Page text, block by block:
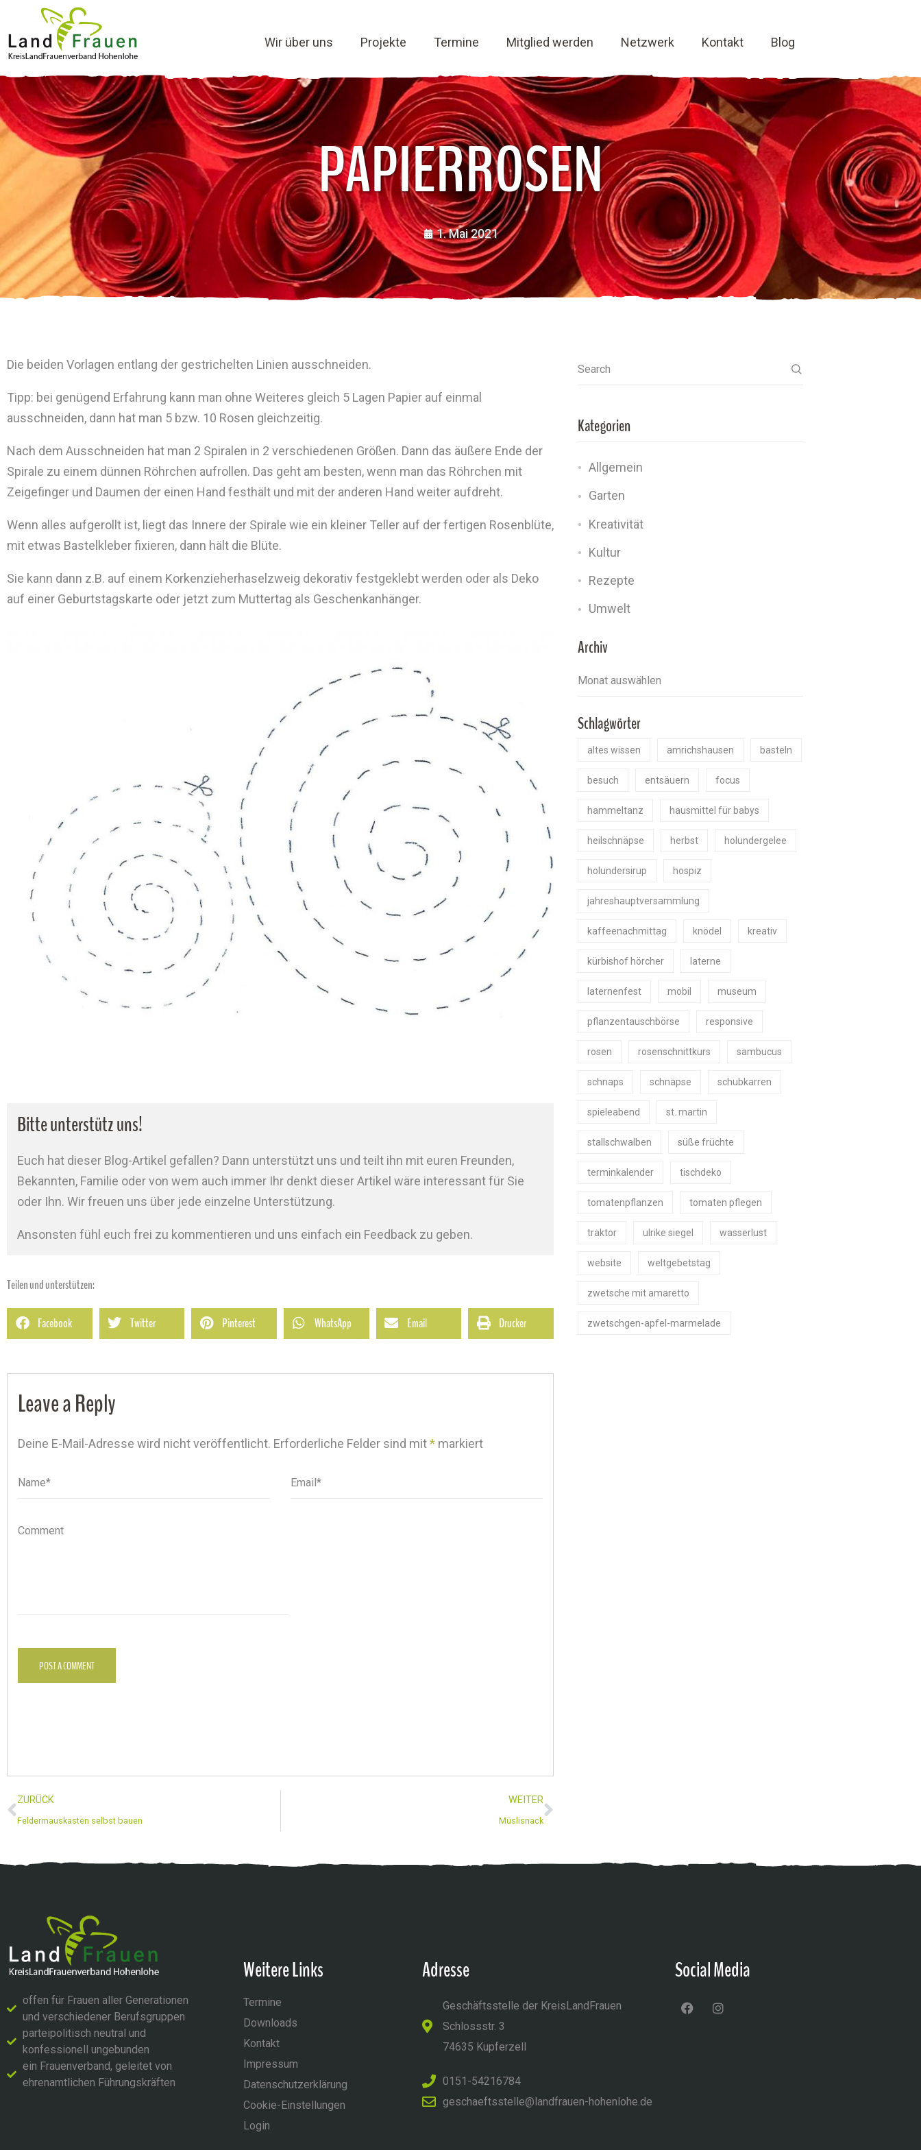
Wir über uns Projekte Termine Mitglied werden Netzwerk Kontakt Blog
PAPIERROSEN
1. Mai 2021
Die beiden Vorlagen entlang der gestrichelten Linien ausschneiden.
Tipp: bei genügend Erfahrung kann man ohne Weiteres gleich 5 Lagen Papier auf einmal
ausschneiden, dann hat man 5 bzw. 10 Rosen gleichzeitig.
Nach dem Ausschneiden hat man 2 Spiralen in 2 verschiedenen Größen. Dann das äußere Ende der
Spirale zu einem dünnen Röhrchen aufrollen. Das geht am besten, wenn man das Röhrchen mit
Zeigefinger und Daumen der einen Hand festhält und mit der anderen Hand weiter aufdreht.
Wenn alles aufgerollt ist, liegt das Innere der Spirale wie ein kleiner Teller auf der fertigen Rosenblüte,
mit etwas Bastelkleber fixieren, dann hält die Blüte.
Sie kann dann z.B. auf einem Korkenzieherhaselzweig dekorativ festgeklebt werden oder als Deko
auf einer Geburtstagskarte oder jetzt zum Muttertag als Geschenkanhänger.
Bitte unterstütz uns!
Euch hat dieser Blog-Artikel gefallen? Dann unterstützt uns und teilt ihn mit euren Freunden,
Bekannten, Familie oder von wem auch immer Ihr denkt dieser Artikel wäre interessant für Sie
oder Ihn. Wir freuen uns über jede einzelne Unterstützung.
Ansonsten fühl euch frei zu kommentieren und uns einfach ein Feedback zu geben.
Teilen und unterstützen:
Facebook Twitter Pinterest WhatsApp Email Drucker
Leave a Reply
Deine E-Mail-Adresse wird nicht veröffentlicht. Erforderliche Felder sind mit* markiert
Name*
Name Email*
Email
Comment
POST A COMMENT
ZURÜCK
Feldermauskasten selbst bauen
WEITER
Müslisnack
Search
Kategorien
Allgemein
Garten
Kreativität
Kultur
Rezepte
Umwelt
Archiv
Schlagwörter
altes wissen amrichshausen basteln
besuch entsäuern focus
hammeltanz hausmittel für babys
heilschnäpse herbst holundergelee
holundersirup hospiz
jahreshauptversammlung
kaffeenachmittag knödel kreativ
kürbishof hörcher laterne
laternenfest mobil museum
pflanzentauschbörse responsive
rosen rosenschnittkurs sambucus
schnaps schnäpse schubkarren
spieleabend st. martin
stallschwalben süße früchte
terminkalender tischdeko
tomatenpflanzen tomaten pflegen
traktor ulrike siegel wasserlust
website weltgebetstag
zwetsche mit amaretto
zwetschgen-apfel-marmelade
offen für Frauen aller Generationen
und verschiedener Berufsgruppen
parteipolitisch neutral und
konfessionell ungebunden
ein Frauenverband, geleitet von
ehrenamtlichen Führungskräften
Weitere Links
Termine
Downloads
Kontakt
Impressum
Datenschutzerklärung
Cookie-Einstellungen
Login
Adresse
Geschäftsstelle der KreisLandFrauen
Schlossstr. 3
74635 Kupferzell
0151-54216784
geschaeftsstelle@landfrauen-hohenlohe.de
Social Media